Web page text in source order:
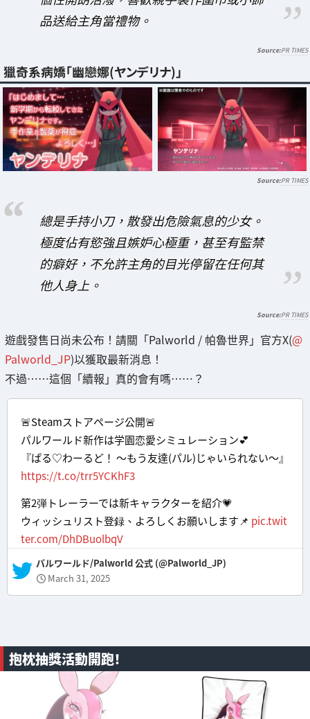
品送給主角當禮物。
PR TIMES
獵奇系病嬌「幽戀娜(ヤンデリナ)」
PR TIMES
總是手持小刀，散發出危險氣息的少女。
極度佔有慾強且嫉妒心極重，甚至有監禁
的癖好，不允許主角的目光停留在任何其
他人身上。
PR TIMES
遊戲發售日尚未公布！請關「Palworld / 帕魯世界」官方X(@
Palworld_JP)以獲取最新消息！
不過……這個「續報」真的會有嗎……？
🚨Steamストアページ公開🚨
パルワールド新作は学園恋愛シミュレーション💕
『ぱる♡わーるど！ ～もう友達(パル)じゃいられない～』
https://t.co/trr5YCKhF3
第2弾トレーラーでは新キャラクターを紹介💗
ウィッシュリスト登録、よろしくお願いします📌 pic.twit
ter.com/DhDBuolbqV
— パルワールド/Palworld 公式 (@Palworld_JP)
March 31, 2025
抱枕抽獎活動開跑！